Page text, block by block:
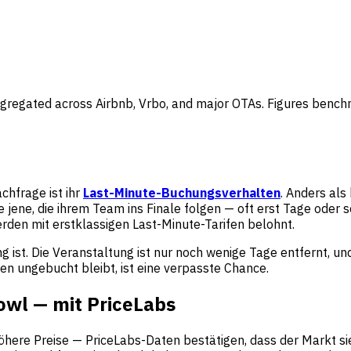
across Airbnb, Vrbo, and major OTAs. Figures
ist ihr Last-Minute-Buchungsverhalten. Anders
die ihrem Team ins Finale folgen — oft erst Tage oder
mit erstklassigen Last-Minute-Tarifen belohnt.
ist. Die Veranstaltung ist nur noch wenige Tage entfernt,
ungebucht bleibt, ist eine verpasste Chance.
— mit PriceLabs
Preise — PriceLabs-Daten bestätigen, dass der Markt